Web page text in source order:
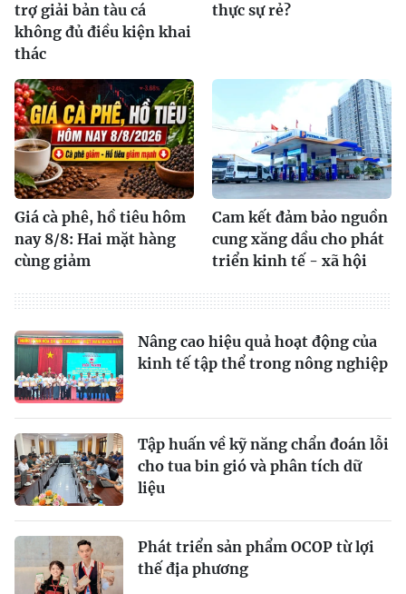
trợ giải bản tàu cá
không đủ điều kiện khai
thác
thực sự rẻ?
Giá cà phê, hồ tiêu hôm
nay 8/8: Hai mặt hàng
cùng giảm
Cam kết đảm bảo nguồn
cung xăng dầu cho phát
triển kinh tế - xã hội
Nâng cao hiệu quả hoạt động của
kinh tế tập thể trong nông nghiệp
Tập huấn về kỹ năng chẩn đoán lỗi
cho tua bin gió và phân tích dữ
liệu
Phát triển sản phẩm OCOP từ lợi
thế địa phương